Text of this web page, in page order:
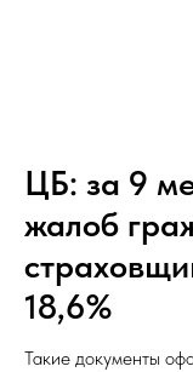
ЦБ: за 9
жалоб
18,6%
Такие документы